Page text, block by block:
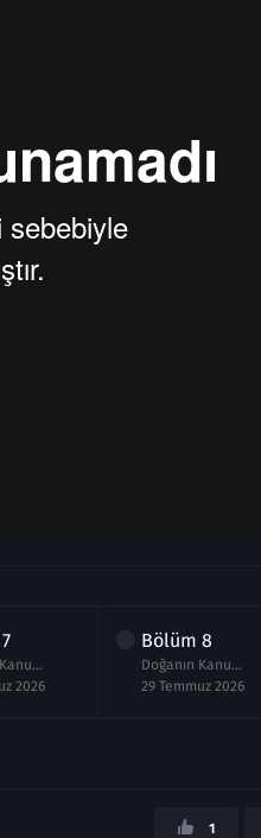
7
Doğanın Kanunu 7.Bölüm izle
2026
Bölüm 8
Doğanın Kanunu 8.Bölüm izle
29 Temmuz 2026
1